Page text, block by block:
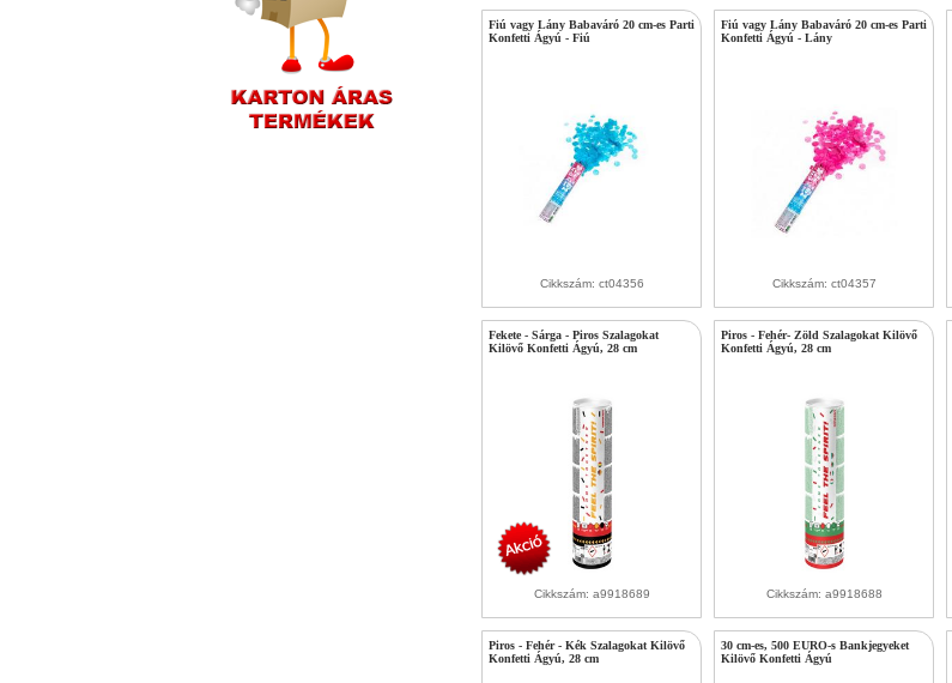
Fiú vagy Lány Babaváró 20 cm-es Parti
Konfetti Ágyú - Fiú
Cikkszám: ct04356
Fiú vagy Lány Babaváró 20 cm-es Parti
Konfetti Ágyú - Lány
Cikkszám: ct04357
Fekete - Sárga - Piros Szalagokat
Kilövő Konfetti Ágyú, 28 cm
Cikkszám: a9918689
Piros - Fehér- Zöld Szalagokat Kilövő
Konfetti Ágyú, 28 cm
Cikkszám: a9918688
Piros - Fehér - Kék Szalagokat Kilövő
Konfetti Ágyú, 28 cm
30 cm-es, 500 EURO-s Bankjegyeket
Kilövő Konfetti Ágyú